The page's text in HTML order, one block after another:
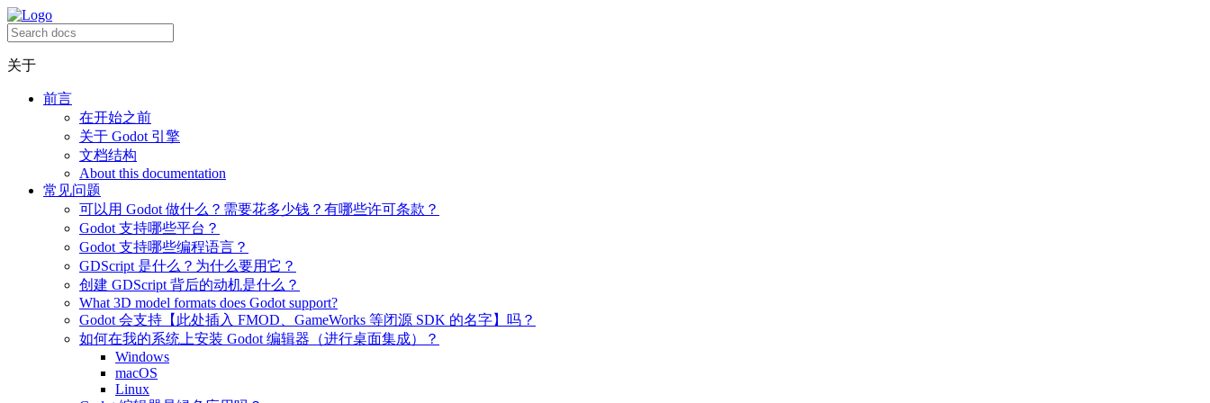
关于
前言
在开始之前
关于 Godot 引擎
文档结构
About this documentation
常见问题
可以用 Godot 做什么？需要花多少钱？有哪些许可条款？
Godot 支持哪些平台？
Godot 支持哪些编程语言？
GDScript 是什么？为什么要用它？
创建 GDScript 背后的动机是什么？
What 3D model formats does Godot support?
Godot 会支持【此处插入 FMOD、GameWorks 等闭源 SDK 的名字】吗？
如何在我的系统上安装 Godot 编辑器（进行桌面集成）？
Windows
macOS
Linux